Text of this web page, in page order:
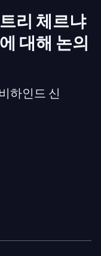
리 체르냐
대해 논의
하인드 신